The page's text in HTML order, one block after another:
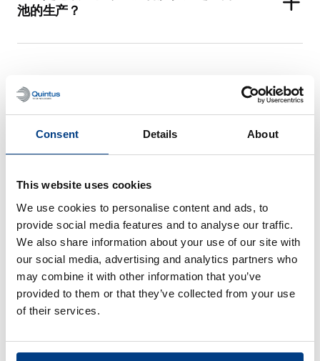
Consent Details About
This website uses cookies
We use cookies to personalise content and ads, to
provide social media features and to analyse our traffic.
We also share information about your use of our site with
our social media, advertising and analytics partners who
may combine it with other information that you’ve
provided to them or that they’ve collected from your use
of their services.
池的生产？
食品加工
HPP 能否保证食品安全？
超高压加工技术有什么优点？